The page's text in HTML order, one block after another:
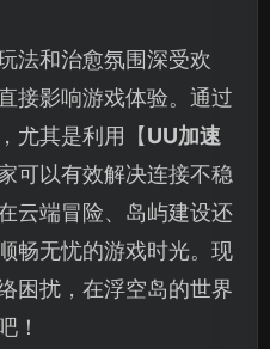
法和治愈氛围深受欢
接影响游戏体验。通过
尤其是利用【UU加速
可以有效解决连接不稳
云端冒险、岛屿建设还
畅无忧的游戏时光。现
困扰，在浮空岛的世界
！